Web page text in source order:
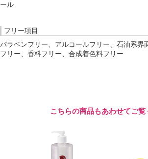
ール
フリー項目
パラベンフリー、アルコールフリー、石油系界
フリー、香料フリー、合成着色料フリー
こちらの商品もあわせてご覧